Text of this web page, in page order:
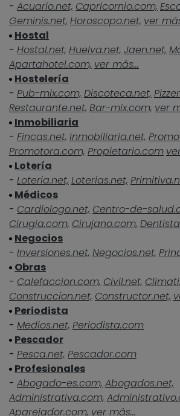
- Acuario.net, Capricornio.com,
Geminis.net, Horoscopo.net, ver
Hostal
- Hostal.net, Huelva.net, Jaen.net,
Apartahotel.com, ver más...
Hostelería
- Pub-mix.com, Discoteca.net,
Restaurante.net, Bar-mix.com, ver
Inmobiliaria
- Fincas.net, Inmobiliaria.net,
Promotora.com, Propietario.com
Lotería
- Loteria.net, Loterias.net,
Médicos
- Cardiologo.net, Centro-de-
Cirugia.com, Cirujano.com,
Negocios
- Inversiones.net, Negocios.net,
Obras
- Calefaccion.com, Civil.net,
Construccion.net, Constructor.net,
Periodista
- Medios.net, Periodista.com
Pescador
- Pesca.net, Pescador.com
Profesionales
- Abogado-es.com, Abogados.net,
Administrativa.com,
Aparejador.com, ver más...